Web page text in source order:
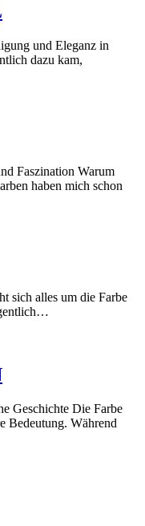
und Eleganz in
dazu kam,
Faszination Warum
haben mich schon
sich alles um die Farbe
Geschichte Die Farbe
Bedeutung. Während